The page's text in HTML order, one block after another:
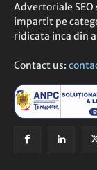
Advertoriale
impartit pe
ridicata inca din
Contact us: